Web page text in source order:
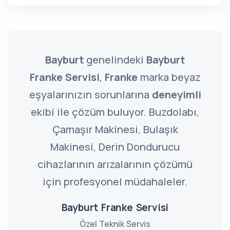
Bayburt genelindeki Bayburt
Franke Servisi, Frankemarka beyaz
eşyalarınızın sorunlarına deneyimli
ekibi ile çözüm buluyor. Buzdolabı,
Çamaşır Makinesi, Bulaşık
Makinesi, Derin Dondurucu
cihazlarının arızalarının çözümü
için profesyonel müdahaleler.
Bayburt Franke Servisi
Özel Teknik Servis